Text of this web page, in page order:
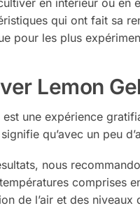
en intérieur ou en
qui ont fait sa
pour les plus
Lemon
est une expérience
qu’avec un peu
nous
comprises
de l’air et des